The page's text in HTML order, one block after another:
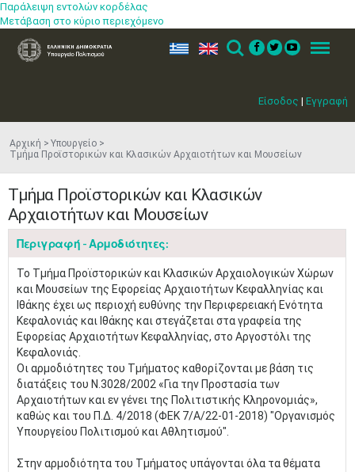
Παράλειψη εντολών κορδέλας
Μετάβαση στο κύριο περιεχόμενο
Είσοδος | Εγγραφή
ελ en Search Menu
Αρχική
Υπουργείο
Τμήμα Προϊστορικών και Κλασικών Αρχαιοτήτων και Μουσείων
Τμήμα Προϊστορικών και Κλασικών
Αρχαιοτήτων και Μουσείων
Περιγραφή - Αρμοδιότητες:
Το Τμήμα Προϊστορικών και Κλασικών Αρχαιολογικών Χώρων
και Μουσείων της Εφορείας Αρχαιοτήτων Κεφαλληνίας και
Ιθάκης έχει ως περιοχή ευθύνης την Περιφερειακή Ενότητα
Κεφαλονιάς και Ιθάκης και στεγάζεται στα γραφεία της
Εφορείας Αρχαιοτήτων Κεφαλληνίας, στο Αργοστόλι της
Κεφαλονιάς.
Οι αρμοδιότητες του Τμήματος καθορίζονται με βάση τις
διατάξεις του Ν.3028/2002 «Για την Προστασία των
Αρχαιοτήτων και εν γένει της Πολιτιστικής Κληρονομιάς»,
καθώς και του Π.Δ. 4/2018 (ΦΕΚ 7/Α/22-01-2018) "Οργανισμός
Υπουργείου Πολιτισμού και Αθλητισμού".
Στην αρμοδιότητα του Τμήματος υπάγονται όλα τα θέματα